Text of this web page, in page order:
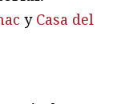
y Casa del